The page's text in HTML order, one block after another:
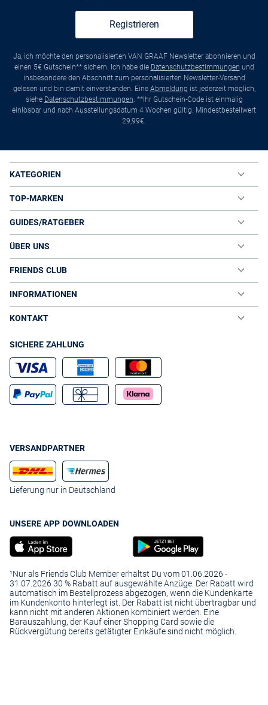
Registrieren
Ja, ich möchte den personalisierten VAN GRAAF Newsletter abonnieren und
einen 5€ Gutschein** sichern. Ich habe die Datenschutzbestimmungen und
insbesondere den Abschnitt zum personalisierten Newsletter-Versand
gelesen und bin damit einverstanden. Eine Abmeldung ist jederzeit möglich,
siehe Datenschutzbestimmungen. **Ihr Gutschein-Code ist einmalig
einlösbar und nach Ausstellungsdatum 4 Wochen gültig. Mindestbestellwert
29,99€.
KATEGORIEN
TOP-MARKEN
GUIDES/RATGEBER
ÜBER UNS
FRIENDS CLUB
INFORMATIONEN
KONTAKT
SICHERE ZAHLUNG
VERSANDPARTNER
Lieferung nur in Deutschland
UNSERE APP DOWNLOADEN
¹Nur als Friends Club Member erhältst Du vom 01.06.2026 -
31.07.2026 30 % Rabatt auf ausgewählte Anzüge. Der Rabatt wird
automatisch im Bestellprozess abgezogen, wenn die Kundenkarte
im Kundenkonto hinterlegt ist. Der Rabatt ist nicht übertragbar und
kann nicht mit anderen Aktionen kombiniert werden. Eine
Barauszahlung, der Kauf einer Shopping Card sowie die
Rückvergütung bereits getätigter Einkäufe sind nicht möglich.